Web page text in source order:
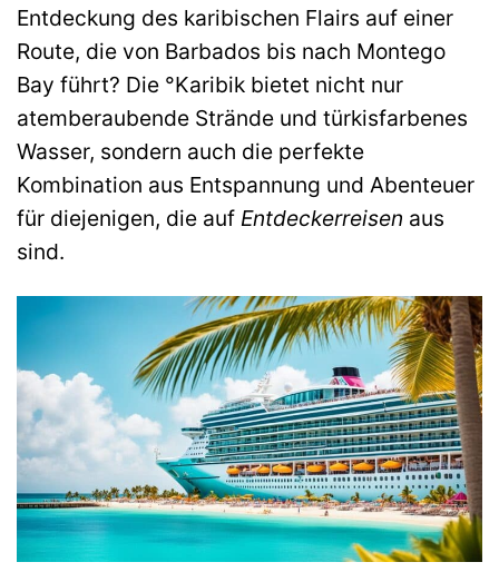
Entdeckung des karibischen Flairs auf einer
Route, die von Barbados bis nach Montego
Bay führt? Die °Karibik bietet nicht nur
atemberaubende Strände und türkisfarbenes
Wasser, sondern auch die perfekte
Kombination aus Entspannung und Abenteuer
für diejenigen, die auf Entdeckerreisen aus
sind.